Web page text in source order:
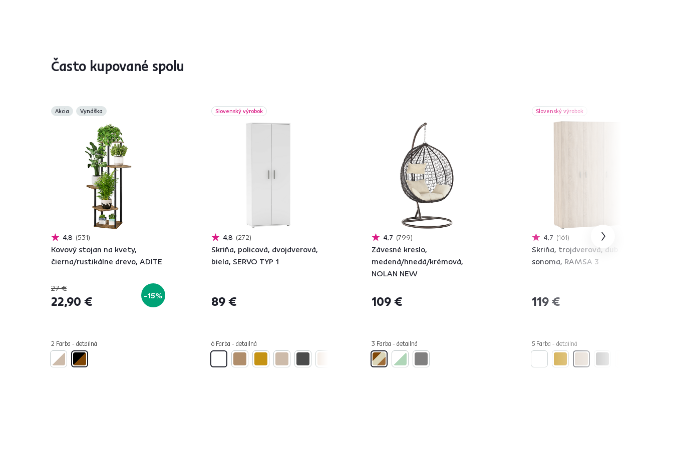
Často kupované spolu
Akcia Vynáška
4,8 531
Kovový stojan na kvety,
čierna/rustikálne drevo, ADITE
27 €
22,90 € -15%
2 Farba - detailná
Slovenský výrobok
4,8 272
Skriňa, policová, dvojdverová,
biela, SERVO TYP 1
89 €
6 Farba - detailná
4,7 799
Závesné kreslo,
medená/hnedá/krémová,
NOLAN NEW
109 €
3 Farba - detailná
Slovenský výrobok
4,7 161
Skriňa, trojdverová, dub
sonoma, RAMSA 3
119 €
5 Farba - detailná